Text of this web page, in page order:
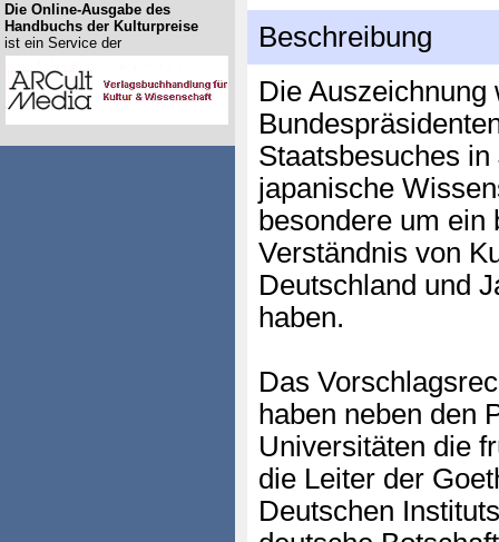
Beschreibung
Die
Staatsbesuches
japanische
besondere um
Verständnis von
Deutschland und
haben.
Das
haben neben den
Universitäten die
die Leiter der
Deutschen
Die Online-Ausgabe des
Handbuchs der Kulturpreise
ist ein Service der